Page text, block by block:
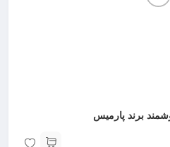
برند پارمیس